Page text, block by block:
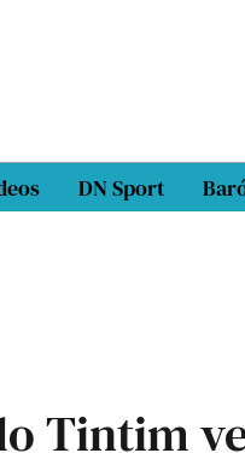
DN Sport
Tintim